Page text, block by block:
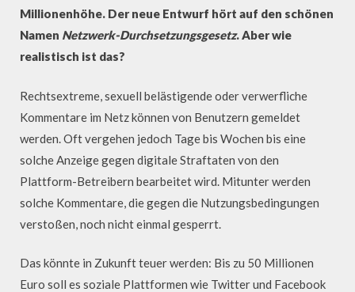
Millionenhöhe. Der neue Entwurf hört auf den schönen
Namen Netzwerk-Durchsetzungsgesetz. Aber wie
realistisch ist das?
Rechtsextreme, sexuell belästigende oder verwerfliche
Kommentare im Netz können von Benutzern gemeldet
werden. Oft vergehen jedoch Tage bis Wochen bis eine
solche Anzeige gegen digitale Straftaten von den
Plattform-Betreibern bearbeitet wird. Mitunter werden
solche Kommentare, die gegen die Nutzungsbedingungen
verstoßen, noch nicht einmal gesperrt.
Das könnte in Zukunft teuer werden: Bis zu 50 Millionen
Euro soll es soziale Plattformen wie Twitter und Facebook